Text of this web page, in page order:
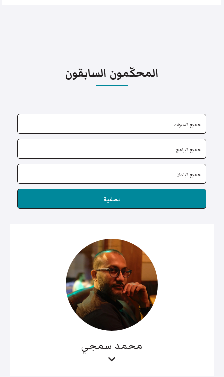
المحكّمون السابقون
تصفية
محمد سمجي